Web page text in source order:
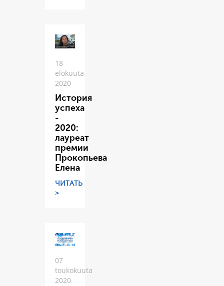
18
elokuuta
2020
История
успеха
-
2020:
лауреат
премии
Прокопьева
Елена
ЧИТАТЬ
>
07
toukokuuta
2020